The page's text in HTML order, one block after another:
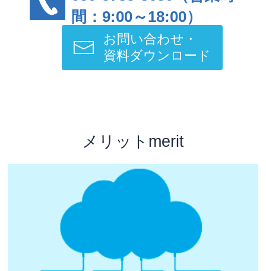
間：9:00～18:00）
お問い合わせ・
資料ダウンロード
メリットmerit